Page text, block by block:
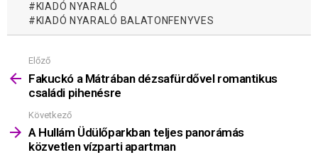
KIADÓ NYARALÓ
KIADÓ NYARALÓ BALATONFENYVES
Mutass
többet
Előző
Fakuckó a Mátrában dézsafürdővel romantikus
családi pihenésre
Következő
A Hullám Üdülőparkban teljes panorámás
közvetlen vízparti apartman